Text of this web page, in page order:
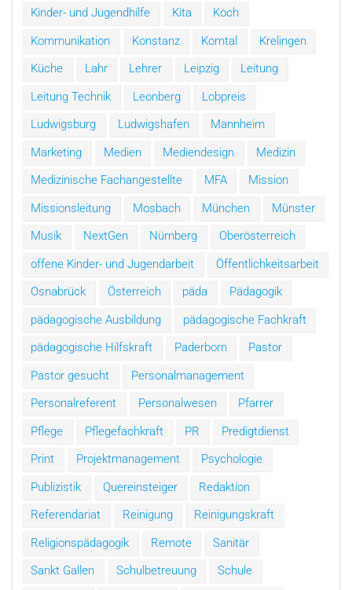
Kinder- und Jugendhilfe Kita
Koch
Kommunikation
Konstanz Korntal
Krelingen
Küche
Lahr Lehrer Leipzig
Leitung
Leitung Technik
Leonberg
Lobpreis
Ludwigsburg
Ludwigshafen
Mannheim
Marketing
Medien Mediendesign
Medizin
Medizinische Fachangestellte
MFA
Mission
Missionsleitung
Mosbach München
Münster
Musik
NextGen Nürnberg
Oberösterreich
offene Kinder- und Jugendarbeit
Öffentlichkeitsarbeit
Osnabrück
Österreich päda
Pädagogik
pädagogische Ausbildung
pädagogische Fachkraft
pädagogische Hilfskraft
Paderborn
Pastor
Pastor gesucht
Personalmanagement
Personalreferent
Personalwesen
Pfarrer
Pflege
Pflegefachkraft PR
Predigtdienst
Print
Projektmanagement
Psychologie
Publizistik
Quereinsteiger
Redaktion
Referendariat
Reinigung
Reinigungskraft
Religionspädagogik
Remote
Sanitär
Sankt Gallen
Schulbetreuung
Schule